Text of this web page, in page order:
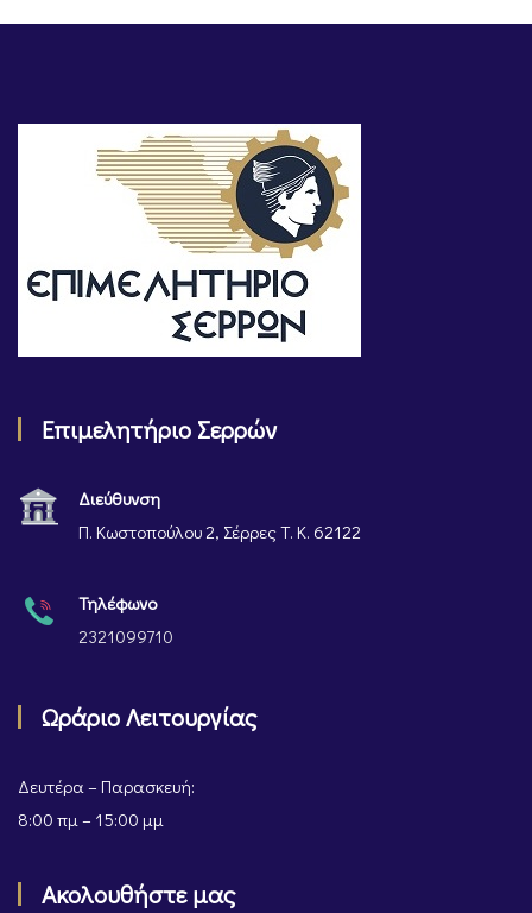
Επιμελητήριο Σερρών
Διεύθυνση
Π. Κωστοπούλου 2, Σέρρες Τ. Κ. 62122
Τηλέφωνο
2321099710
Ωράριο Λειτουργίας
Δευτέρα – Παρασκευή:
8:00 πμ – 15:00 μμ
Ακολουθήστε μας